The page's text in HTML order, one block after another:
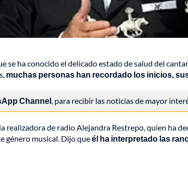
se ha conocido el delicado estado de salud del
muchas personas han recordado los inicios,
Channel, para recibir las noticias de mayor
realizadora de radio Alejandra Restrepo, quien ha
género musical. Dijo queél ha interpretado las